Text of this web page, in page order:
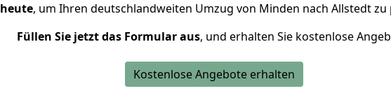
heute, um Ihren deutschlandweiten Umzug von Minden nach Allstedt zu
Füllen Sie jetzt das Formular aus, und erhalten Sie kostenlose
Kostenlose Angebote erhalten